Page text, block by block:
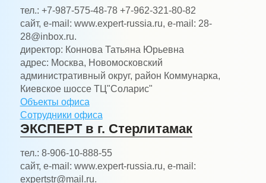
тел.: +7-987-575-48-78 +7-962-321-80-82
сайт, e-mail: www.expert-russia.ru, e-mail: 28-
28@inbox.ru.
директор: Коннова Татьяна Юрьевна
адрес: Москва, Новомосковский
административный округ, район Коммунарка,
Киевское шоссе ТЦ"Соларис"
Объекты офиса
Сотрудники офиса
ЭКСПЕРТ в г. Стерлитамак
тел.: 8-906-10-888-55
сайт, e-mail: www.expert-russia.ru, e-mail:
expertstr@mail.ru.